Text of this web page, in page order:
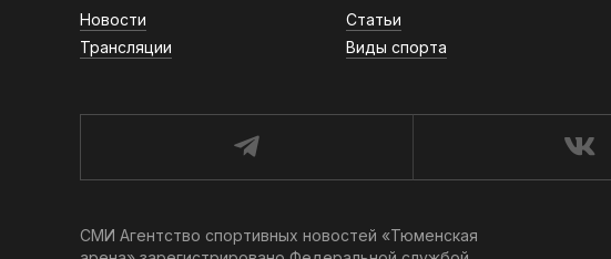
Новости Статьи
Трансляции
Виды спорта
СМИ Агентство спортивных новостей «Тюменская